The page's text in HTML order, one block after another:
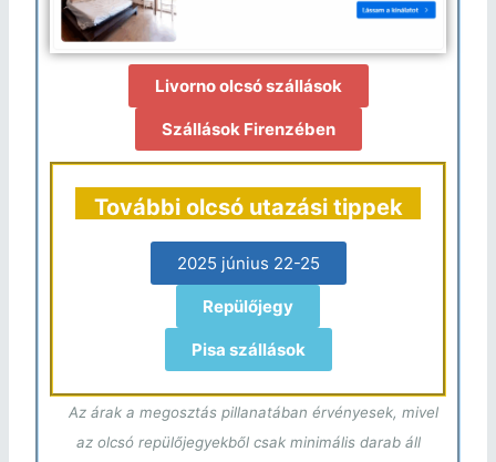
Livorno olcsó szállások
Szállások Firenzében
További olcsó utazási tippek
2025 június 22-25
Repülőjegy
Pisa szállások
Az árak a megosztás pillanatában érvényesek, mivel
az olcsó repülőjegyekből csak minimális darab áll